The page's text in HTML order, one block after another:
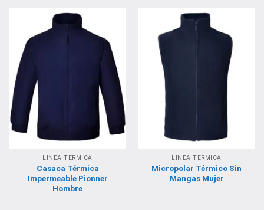
LÍNEA TÉRMICA
Casaca Térmica
Impermeable Pionner
Hombre
LÍNEA TÉRMICA
Micropolar Térmico Sin
Mangas Mujer